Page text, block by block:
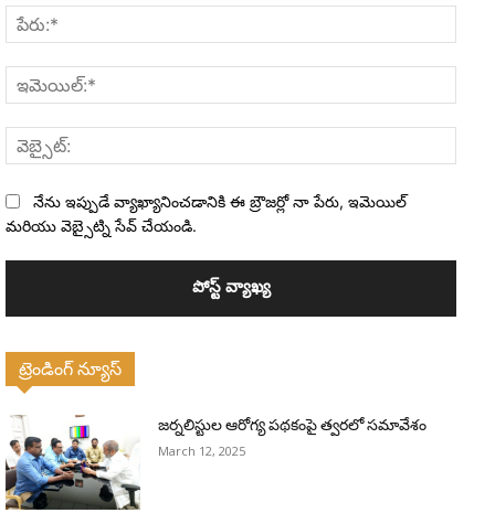
నేను ఇప్పుడే వ్యాఖ్యానించడానికి ఈ బ్రౌజర్లో నా పేరు, ఇమెయిల్
మరియు వెబ్సైట్ని సేవ్ చేయండి.
ట్రెండింగ్ న్యూస్
జర్నలిస్టుల ఆరోగ్య పథకంపై త్వరలో సమావేశం
March 12, 2025